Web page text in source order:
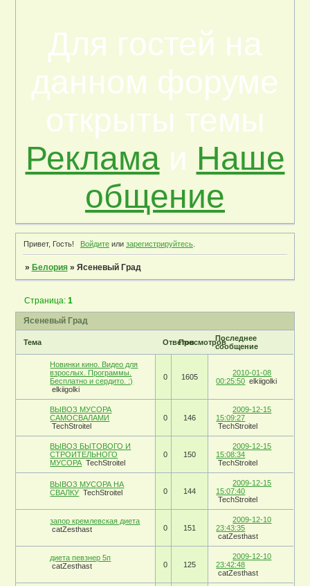
Для гостей на
данном форуме
открыты темы
Рекламаи Наше
общение
Привет, Гость! Войдитеили зарегистрируйтесь.
» Белория » Ясеневый Град
Ясеневый Град
Страница: 1
Тема ОтветовПросмотровПоследнее
сообщение
Новинки кино. Видео для
взрослых. Программы.
Бесплатно и сердито. :)
elkiigolki
0 1605
2010-01-08
00:25:50 elkiigolki
ВЫВОЗ МУСОРА
САМОСВАЛАМИ
TechStroitel
0 146
2009-12-15
15:09:27
TechStroitel
ВЫВОЗ БЫТОВОГО И
СТРОИТЕЛЬНОГО
МУСОРА TechStroitel
0 150
2009-12-15
15:08:34
TechStroitel
ВЫВОЗ МУСОРА НА
СВАЛКУ TechStroitel 0 144
2009-12-15
15:07:40
TechStroitel
запор кремлевская диета
catZesthast
0 151
2009-12-10
23:43:35
catZesthast
диета певзнер 5п
catZesthast
0 125
2009-12-10
23:42:48
catZesthast